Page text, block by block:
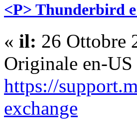
<P> Thunderbird
« il: 26 Ottobre
Originale en-US
https://
exchange